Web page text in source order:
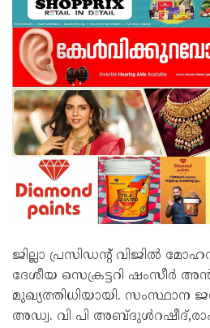
ജില്ലാ പ്രസിഡന്റ്‌ വിജിൽ
ദേശീയ സെക്രട്ടറി ഷംസീർ
മുഖ്യത്തിധിയായി. സംസ്ഥാന
അഡ്വ. വി പി